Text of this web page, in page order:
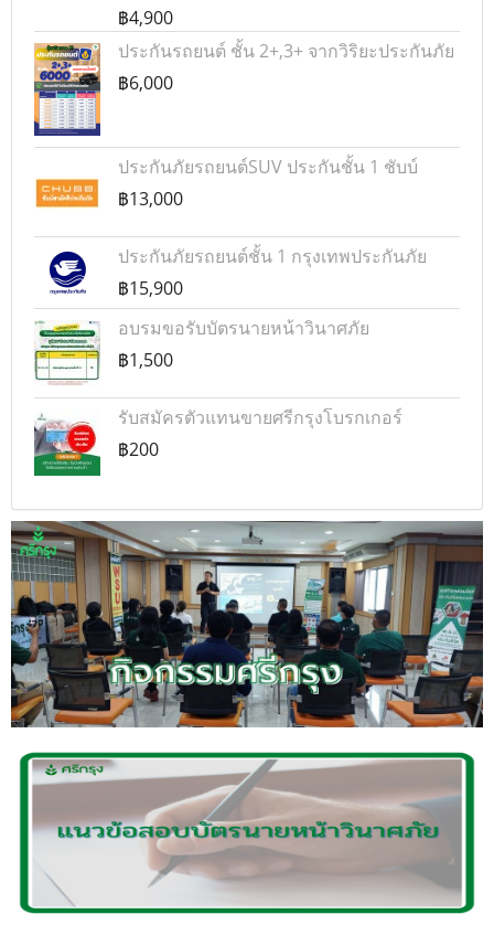
฿4,900
ประกันรถยนต์ ชั้น 2+,3+ จากวิริยะประกันภัย
฿6,000
ประกันภัยรถยนต์SUV ประกันชั้น 1 ชับบ์
฿13,000
ประกันภัยรถยนต์ชั้น 1 กรุงเทพประกันภัย
฿15,900
อบรมขอรับบัตรนายหน้าวินาศภัย
฿1,500
รับสมัครตัวแทนขายศรีกรุงโบรกเกอร์
฿200